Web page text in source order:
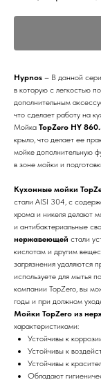
Hypnos – В данной
в которую с легкостью
дополнительным
что сделает работу на
Мойка TopZero HY
крыло, что делает ее
мойке дополнительную
в зоне мойки и
Кухонные мойки
стали AISI 304, с
хрома и никеля делают
и антибактериальные
нержавеющей стали
кислотам и другим
загрязнения удаляются
используете для мытья
компании TopZero, вы
годы и при должном
Мойки TopZero из
характеристиками:
Устойчивы к
Устойчивы к
Устойчивы к
Обладают